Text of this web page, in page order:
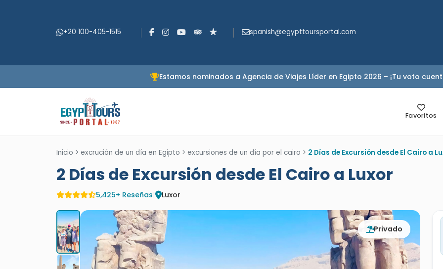
+20 100-405-1515 spanish@egypttoursportal.com
Estamos nominados a Agencia de Viajes Líder en Egipto 2026 – ¡Tu voto
Favoritos
Inicio > excrución de un día en Egipto > excursiones de un día por el cairo > 2 Días de Excursión desde El Cairo a
2 Días de Excursión desde El Cairo a Luxor
5,425+ Reseñas| Luxor
Privado